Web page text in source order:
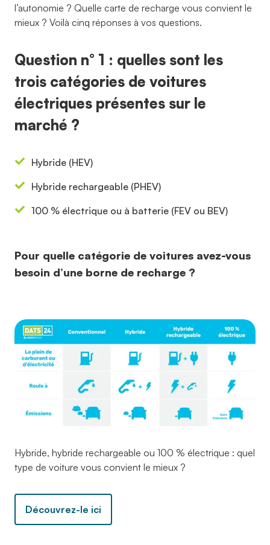
l’autonomie ? Quelle carte de recharge vous convient le
mieux ? Voilà cinq réponses à vos questions.
Question n° 1 : quelles sont les
trois catégories de voitures
électriques présentes sur le
marché ?
Hybride (HEV)
Hybride rechargeable (PHEV)
100 % électrique ou à batterie (FEV ou BEV)
Pour quelle catégorie de voitures avez-vous
besoin d’une borne de recharge ?
Hybride, hybride rechargeable ou 100 % électrique : quel
type de voiture vous convient le mieux ?
Découvrez-le ici